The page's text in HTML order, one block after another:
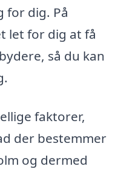
for dig. På
let for dig at få
så du kan
faktorer,
der bestemmer
og dermed